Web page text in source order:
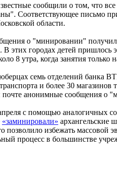
сообщили о том, что
Соответствующее письмо
области.
о "минировании"
В этих городах детей пришлось
8 утра, когда занятия только
семь отделений банка
и более 30
почте анонимные сообщения о
с помощью аналогичных
«заминировали» архангельские
позволило избежать массовой
процесс в большинстве